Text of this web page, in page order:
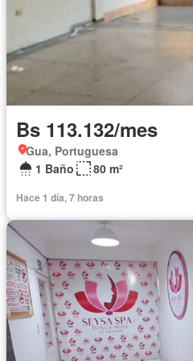
Bs 113.132/mes
Gua, Portuguesa
1 Baño
80 m²
Hace 1 día, 7 horas